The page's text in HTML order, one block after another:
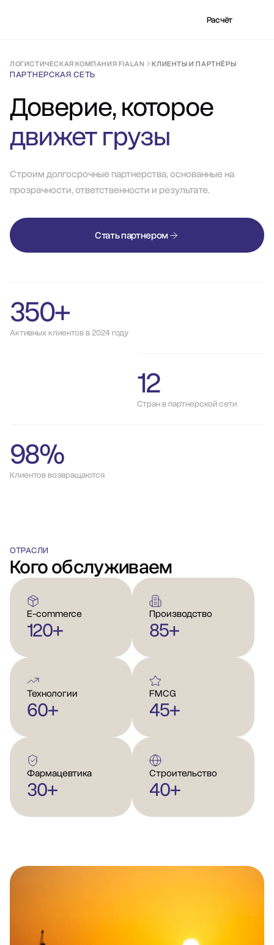
Расчёт
ЛОГИСТИЧЕСКАЯ КОМПАНИЯ FIALAN КЛИЕНТЫ И ПАРТНЁРЫ
ПАРТНЕРСКАЯ СЕТЬ
Доверие, которое
движет грузы
Строим долгосрочные партнерства, основанные на
прозрачности, ответственности и результате.
Стать партнером
350+
Активных клиентов в 2024 году
12
Стран в партнерской сети
98%
Клиентов возвращаются
ОТРАСЛИ
Кого обслуживаем
E-commerce
120+
Производство
85+
Технологии
60+
FMCG
45+
Фармацевтика
30+
Строительство
40+